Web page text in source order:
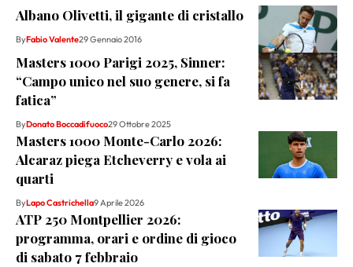
Albano Olivetti, il gigante di cristallo
ByFabio Valente29 Gennaio 2016
Masters 1000 Parigi 2025, Sinner:
“Campo unico nel suo genere, si fa
fatica”
ByDonato Boccadifuoco29 Ottobre 2025
Masters 1000 Monte-Carlo 2026:
Alcaraz piega Etcheverry e vola ai
quarti
ByLapo Castrichella9 Aprile 2026
ATP 250 Montpellier 2026:
programma, orari e ordine di gioco
di sabato 7 febbraio